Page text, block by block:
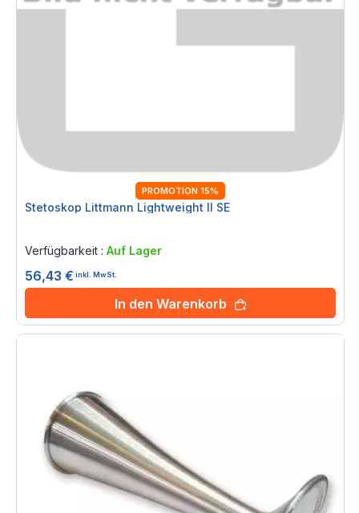
PROMOTION 15%
Stetoskop Littmann Lightweight II SE
Verfügbarkeit : Auf Lager
56,43 € inkl. MwSt.
In den Warenkorb